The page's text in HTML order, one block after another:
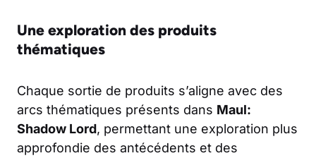
Une exploration des produits
thématiques
Chaque sortie de produits s’aligne avec des
arcs thématiques présents dans Maul:
Shadow Lord, permettant une exploration plus
approfondie des antécédents et des